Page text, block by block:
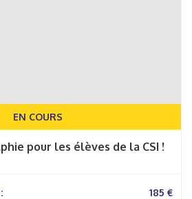
EN COURS
pour les élèves de la CSI !
185 €